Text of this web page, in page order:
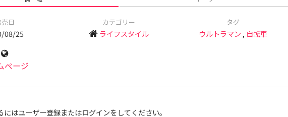
日
08/25
カテゴリー
ライフスタイル
タグ
ウルトラマン , 自転車
ページ
にはユーザー登録またはログインをしてください。